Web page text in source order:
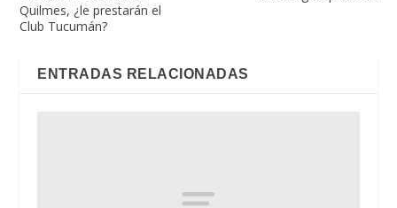
Quilmes, ¿le prestarán el
Club Tucumán?
ENTRADAS RELACIONADAS